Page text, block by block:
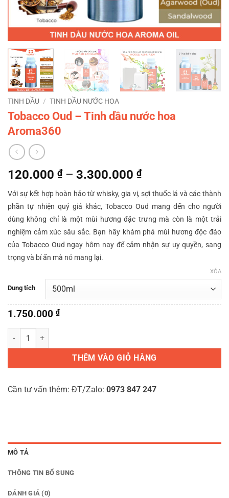
TINH DẦU / TINH DẦU NƯỚC HOA
Tobacco Oud – Tinh dầu nước hoa
Aroma360
120.000 ₫ – 3.300.000 ₫Khoảng
từ
120.000 ₫
đến
3.300.000 ₫
Với sự kết hợp hoàn hảo từ whisky, gia vị, sợi thuốc lá và các thành
phần tự nhiện quý giá khác, Tobacco Oud mang đến cho người
dùng không chỉ là một mùi hương đặc trưng mà còn là một trải
nghiệm cảm xúc sâu sắc. Bạn hãy khám phá mùi hương độc đáo
của Tobacco Oud ngay hôm nay để cảm nhận sự uy quyền, sang
trọng và bí ẩn mà nó mang lại.
Dung tích
XÓA
1.750.000 ₫
Tobacco Oud – Tinh dầu nước hoa Aroma360 số lượng
THÊM VÀO GIỎ HÀNG
Cần tư vấn thêm: ĐT/Zalo: 0973 847 247
MÔ TẢ
THÔNG TIN BỔ SUNG
ĐÁNH GIÁ (0)